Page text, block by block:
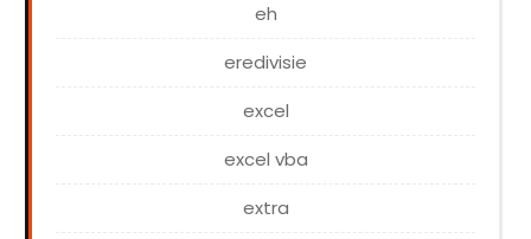
eh
eredivisie
excel
excel vba
extra